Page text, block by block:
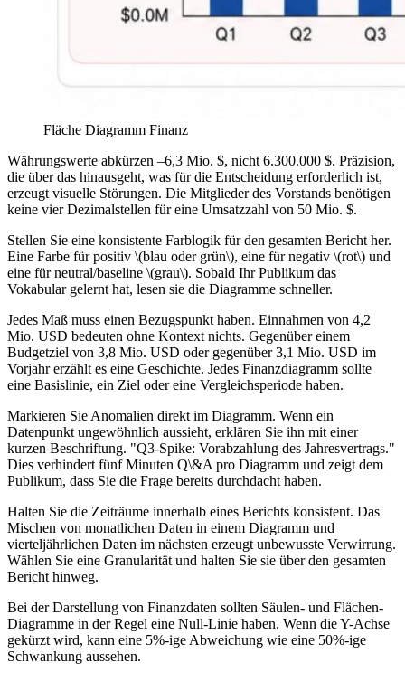
Fläche Diagramm Finanz
Währungswerte abkürzen –6,3 Mio. $, nicht 6.300.000 $. Präzision,
die über das hinausgeht, was für die Entscheidung erforderlich ist,
erzeugt visuelle Störungen. Die Mitglieder des Vorstands benötigen
keine vier Dezimalstellen für eine Umsatzzahl von 50 Mio. $.
Stellen Sie eine konsistente Farblogik für den gesamten Bericht her.
Eine Farbe für positiv \(blau oder grün\), eine für negativ \(rot\) und
eine für neutral/baseline \(grau\). Sobald Ihr Publikum das
Vokabular gelernt hat, lesen sie die Diagramme schneller.
Jedes Maß muss einen Bezugspunkt haben. Einnahmen von 4,2
Mio. USD bedeuten ohne Kontext nichts. Gegenüber einem
Budgetziel von 3,8 Mio. USD oder gegenüber 3,1 Mio. USD im
Vorjahr erzählt es eine Geschichte. Jedes Finanzdiagramm sollte
eine Basislinie, ein Ziel oder eine Vergleichsperiode haben.
Markieren Sie Anomalien direkt im Diagramm. Wenn ein
Datenpunkt ungewöhnlich aussieht, erklären Sie ihn mit einer
kurzen Beschriftung. "Q3-Spike: Vorabzahlung des Jahresvertrags."
Dies verhindert fünf Minuten Q\&A pro Diagramm und zeigt dem
Publikum, dass Sie die Frage bereits durchdacht haben.
Halten Sie die Zeiträume innerhalb eines Berichts konsistent. Das
Mischen von monatlichen Daten in einem Diagramm und
vierteljährlichen Daten im nächsten erzeugt unbewusste Verwirrung.
Wählen Sie eine Granularität und halten Sie sie über den gesamten
Bericht hinweg.
Bei der Darstellung von Finanzdaten sollten Säulen- und Flächen-
Diagramme in der Regel eine Null-Linie haben. Wenn die Y-Achse
gekürzt wird, kann eine 5%-ige Abweichung wie eine 50%-ige
Schwankung aussehen.